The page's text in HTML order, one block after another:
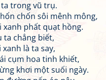
trong vũ trụ.
chốn sôi mênh mông,
xanh phất quạt hồng.
ta chẳng biết,
là ta say,
cụm hoa tinh khiết,
khơi một suối ngày.